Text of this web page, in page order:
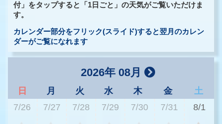
付」をタップすると「1日ごと」の天気がご覧いただけま
す。
カレンダー部分をフリック(スライド)すると翌月のカレン
ダーがご覧になれます
2026年 08月
日 月 火 水 木 金
土
7/26
7/27 7/28 7/29 7/30 7/31 8/1